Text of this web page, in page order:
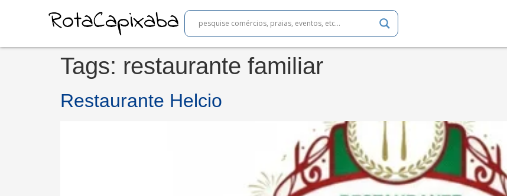
Tags: restaurante familiar
Restaurante Helcio